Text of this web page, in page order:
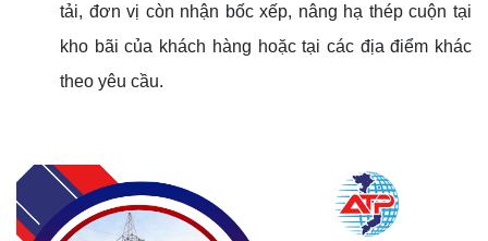
tải, đơn vị còn nhận bốc xếp, nâng hạ thép cuộn tại
kho bãi của khách hàng hoặc tại các địa điểm khác
theo yêu cầu.